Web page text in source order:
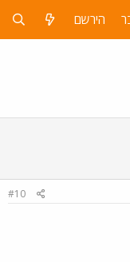
הירשם
#10